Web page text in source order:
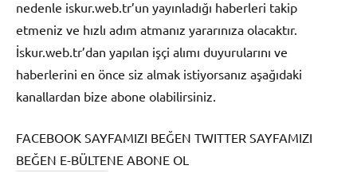
nedenle iskur.web.tr’un yayınladığı haberleri takip
etmeniz ve hızlı adım atmanız yararınıza olacaktır.
İskur.web.tr’dan yapılan işçi alımı duyurularını ve
haberlerini en önce siz almak istiyorsanız aşağıdaki
kanallardan bize abone olabilirsiniz.
FACEBOOK SAYFAMIZI BEĞEN TWITTER SAYFAMIZI
BEĞEN E-BÜLTENE ABONE OL